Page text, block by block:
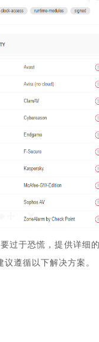
过于恐慌，提供详细
遵循以下解决方案。